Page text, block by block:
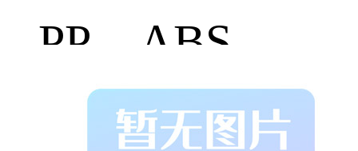
PP、ABS、
PVC等材料及